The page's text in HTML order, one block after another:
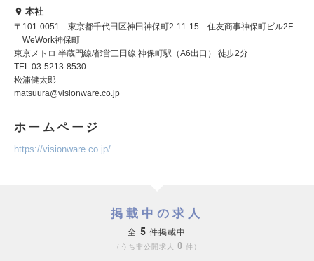
本社
〒101-0051 東京都千代田区神田神保町2-11-15 住友商事神保町ビル2F
WeWork神保町
東京メトロ 半蔵門線/都営三田線 神保町駅（A6出口） 徒歩2分
TEL 03-5213-8530
松浦健太郎
matsuura@visionware.co.jp
ホームページ
https://visionware.co.jp/
掲載中の求人
全 5 件掲載中
うち非公開求人 0 件